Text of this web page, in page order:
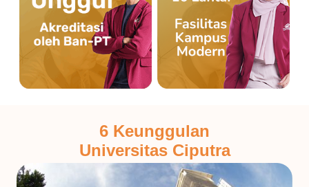
6 Keunggulan
Universitas Ciputra